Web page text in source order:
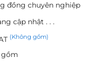
đồng chuyên nghiệp
cập nhật . . .
(Không gồm)
gồm